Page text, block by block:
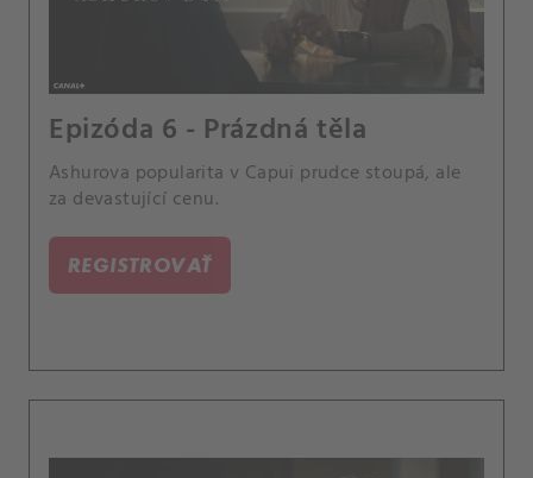
Epizóda 6 - Prázdná těla
Ashurova popularita v Capui prudce stoupá, ale
za devastující cenu.
REGISTROVAŤ